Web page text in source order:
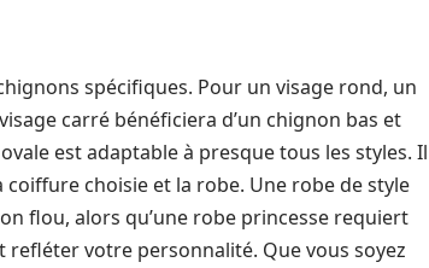
spécifiques. Pour un visage rond, un
carré bénéficiera d’un chignon bas et
est adaptable à presque tous les styles. Il
choisie et la robe. Une robe de style
flou, alors qu’une robe princesse requiert
votre personnalité. Que vous soyez